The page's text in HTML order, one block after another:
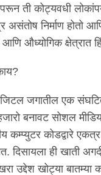
ती कोट्यवधी
असंतोष निर्माण होतो
औध्योगिक क्षेत्रात
जगातील एक
बनावट सोशल
कम्प्युटर कोडद्वारे
दिसायला ही खाती
उद्देश खोट्या बातम्या